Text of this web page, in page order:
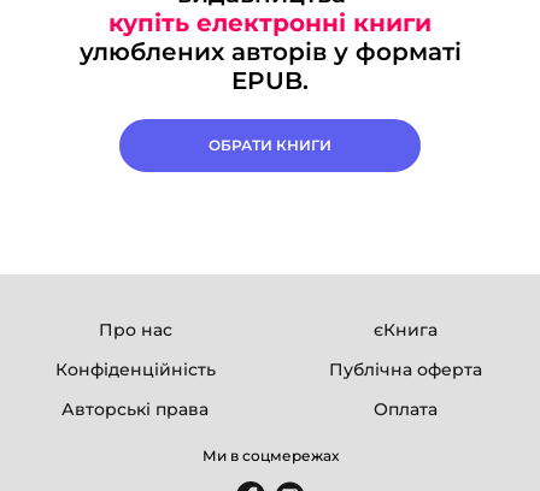
купіть електронні книги
улюблених авторів у форматі
EPUB.
ОБРАТИ КНИГИ
Про нас
єКнига
Конфіденційність
Публічна оферта
Авторські права
Оплата
Ми в соцмережах